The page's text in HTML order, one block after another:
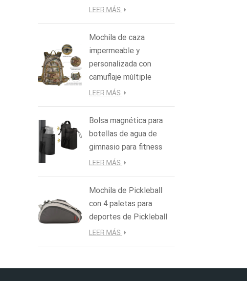
LEER MÁS
Mochila de caza
impermeable y
personalizada con
camuflaje múltiple
LEER MÁS
Bolsa magnética para
botellas de agua de
gimnasio para fitness
LEER MÁS
Mochila de Pickleball
con 4 paletas para
deportes de Pickleball
LEER MÁS